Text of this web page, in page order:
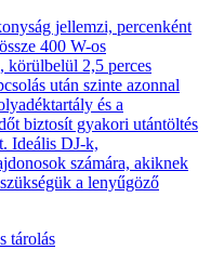
jellemzi, percenként
400 W-os
körülbelül 2,5 perces
után szinte azonnal
és a
biztosít gyakori utántöltés
Ideális DJ-k,
számára, akiknek
a lenyűgöző
tárolás